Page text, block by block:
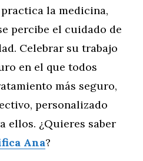
la medicina,
percibe el cuidado de
Celebrar su trabajo
en el que todos
más seguro,
personalizado
ellos. ¿Quieres saber
Ana?